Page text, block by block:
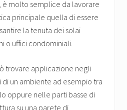
è molto semplice da lavorare
principale quella di essere
la tenuta dei solai
o uffici condominiali.
trovare applicazione negli
un ambiente ad esempio tra
oppure nelle parti basse di
su una parete di